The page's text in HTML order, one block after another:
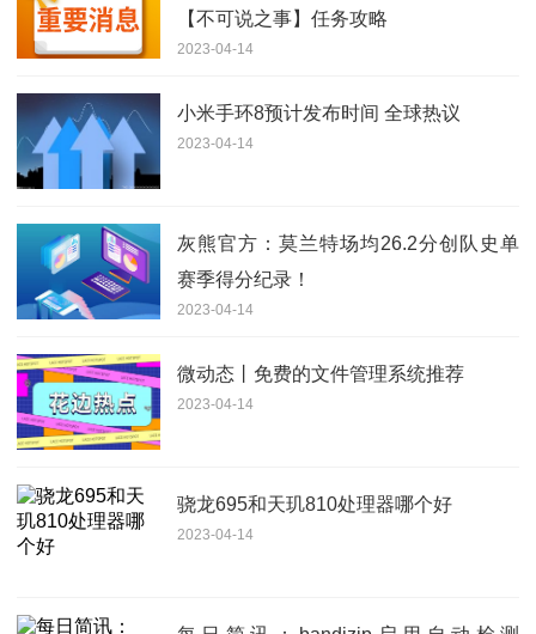
【不可说之事】任务攻略
2023-04-14
小米手环8预计发布时间 全球热议
2023-04-14
灰熊官方：莫兰特场均26.2分创队史单
赛季得分纪录！
2023-04-14
微动态丨免费的文件管理系统推荐
2023-04-14
骁龙695和天玑810处理器哪个好
2023-04-14